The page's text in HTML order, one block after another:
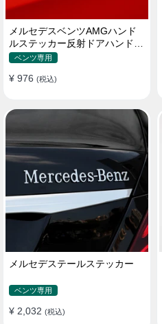
メルセデスベンツAMGハンド
ルステッカー反射ドアハンドル
カーステッカー
ベンツ専用
¥ 976 (税込)
メルセデステールステッカー
ベンツ専用
¥ 2,032 (税込)